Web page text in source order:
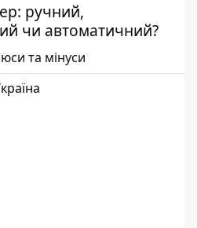
ручний,
чи автоматичний?
та мінуси